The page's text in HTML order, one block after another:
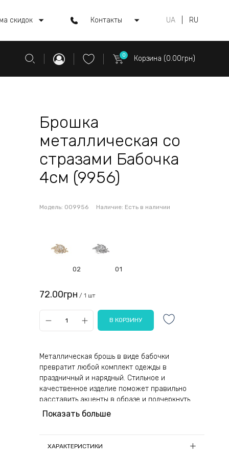
скидок Контакты UA RU
0 Корзина (0.00грн)
Брошка
металлическая со
стразами Бабочка
4см (9956)
Модель: 009956 Наличие: Есть в наличии
02 01
72.00грн / 1 шт
Металлическая брошь в виде бабочки
превратит любой комплект одежды в
праздничный и нарядный. Стильное и
качественное изделие поможет правильно
расставить акценты в образе и подчеркнуть
красоту, его обладательницы. Модный
костюмах.
Показать больше
ХАРАКТЕРИСТИКИ